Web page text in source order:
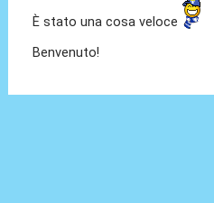
È stato una cosa veloce
Benvenuto!